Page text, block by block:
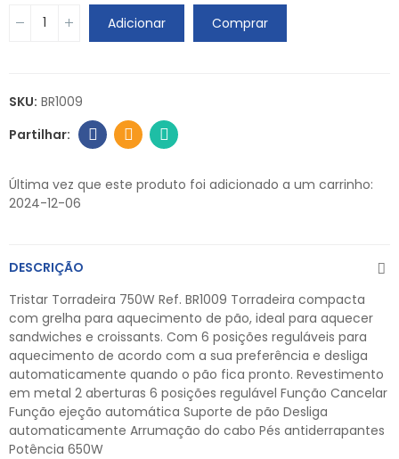
Adicionar
Comprar
SKU: BR1009
Última vez que este produto foi adicionado a um carrinho:
2024-12-06
DESCRIÇÃO
Tristar Torradeira 750W Ref. BR1009 Torradeira compacta
com grelha para aquecimento de pão, ideal para aquecer
sandwiches e croissants. Com 6 posições reguláveis para
aquecimento de acordo com a sua preferência e desliga
automaticamente quando o pão fica pronto. Revestimento
em metal 2 aberturas 6 posições regulável Função Cancelar
Função ejeção automática Suporte de pão Desliga
automaticamente Arrumação do cabo Pés antiderrapantes
Potência 650W